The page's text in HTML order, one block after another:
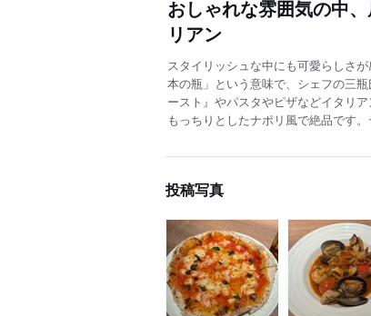
おしゃれな雰囲気の中
リアン
スタイリッシュな中にも可愛らしさ
本の瓶」という意味で、シェフの三
ースト』やパスタやピザなどイタリ
もっちりとしたナポリ風で絶品です
投稿写真